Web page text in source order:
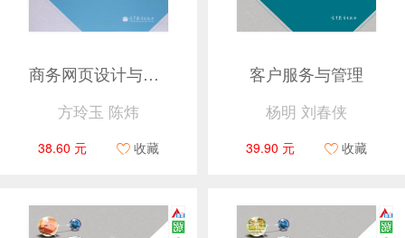
商务网页设计与制作
方玲玉 陈炜
38.60 元 收藏
客户服务与管理
杨明 刘春侠
39.90 元 收藏